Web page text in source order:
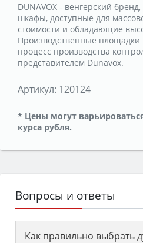
DUNAVOX - венгерский
шкафы, доступные для
стоимости и обладающие
Производственные площадки
процесс производства
представителем Dunavox.
Артикул: 120124
* Цены могут
курса рубля.
Вопросы и ответы
Как правильно выбрать